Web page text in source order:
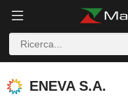
ENEVA S.A.
ENEVA S.A.